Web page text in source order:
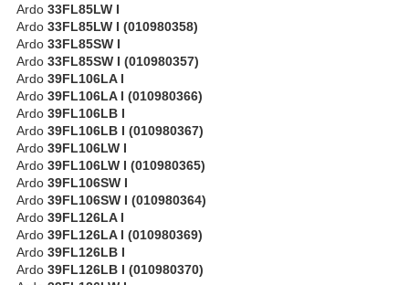
Ardo 33FL85LW I
Ardo 33FL85LW I (010980358)
Ardo 33FL85SW I
Ardo 33FL85SW I (010980357)
Ardo 39FL106LA I
Ardo 39FL106LA I (010980366)
Ardo 39FL106LB I
Ardo 39FL106LB I (010980367)
Ardo 39FL106LW I
Ardo 39FL106LW I (010980365)
Ardo 39FL106SW I
Ardo 39FL106SW I (010980364)
Ardo 39FL126LA I
Ardo 39FL126LA I (010980369)
Ardo 39FL126LB I
Ardo 39FL126LB I (010980370)